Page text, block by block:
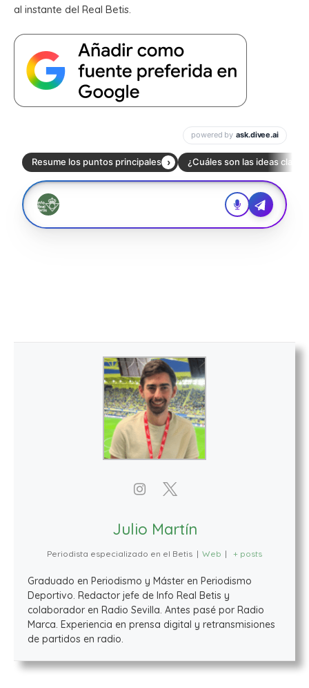
al instante del Real Betis.
Julio Martín
Periodista especializado en el Betis | Web | + posts
Graduado en Periodismo y Máster en Periodismo
Deportivo. Redactor jefe de Info Real Betis y
colaborador en Radio Sevilla. Antes pasé por Radio
Marca. Experiencia en prensa digital y retransmisiones
de partidos en radio.